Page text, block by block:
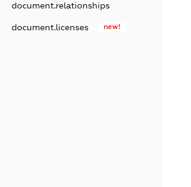
document.relationships
document.licenses new!